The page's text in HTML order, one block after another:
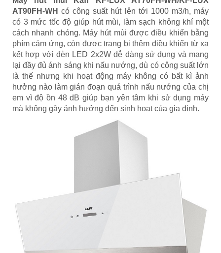
AT90FH-WH có công suất hút lên tới 1000 m3/h, máy
có 3 mức tốc độ giúp hút mùi, làm sạch không khí một
cách nhanh chóng. Máy hút mùi được điều khiển bằng
phím cảm ứng, còn được trang bị thêm điều khiển từ xa
kết hợp với đèn LED 2x2W dễ dàng sử dụng và mang
lại đầy đủ ánh sáng khi nấu nướng, dù có công suất lớn
là thế nhưng khi hoạt động máy không có bất kì ảnh
hưởng nào làm gián đoạn quá trình nấu nướng của chị
em vì độ ồn 48 dB giúp bạn yên tâm khi sử dụng máy
mà không gây ảnh hưởng đến sinh hoạt của gia đình.